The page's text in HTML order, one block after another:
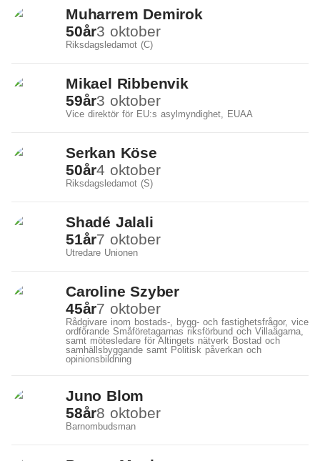
Muharrem Demirok
50år3 oktober
Riksdagsledamot (C)
Mikael Ribbenvik
59år3 oktober
Vice direktör för EU:s asylmyndighet, EUAA
Serkan Köse
50år4 oktober
Riksdagsledamot (S)
Shadé Jalali
51år7 oktober
Utredare Unionen
Caroline Szyber
45år7 oktober
Rådgivare inom bostads-, bygg- och fastighetsfrågor, vice
ordförande Småföretagarnas riksförbund och Villaägarna,
samt mötesledare för Altingets nätverk Bostad och
samhällsbyggande samt Politisk påverkan och
opinionsbildning
Juno Blom
58år8 oktober
Barnombudsman